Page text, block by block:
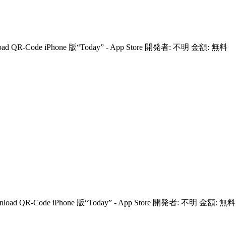
Code iPhone 版“Today” - App Store 開発者: 不明 金額: 無料
QR-Code iPhone 版“Today” - App Store 開発者: 不明 金額: 無料